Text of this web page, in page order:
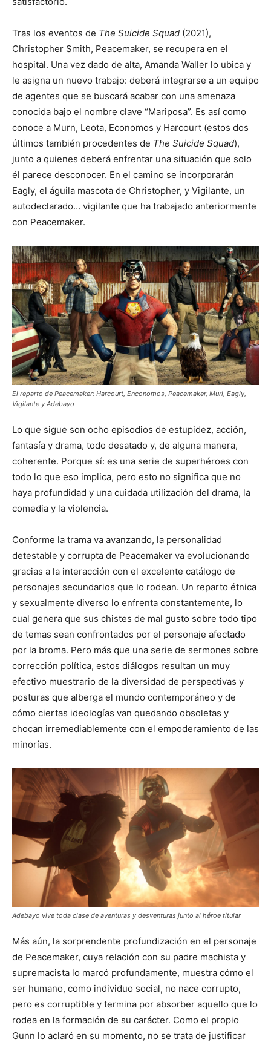
Tras los eventos de The Suicide Squad (2021),
Christopher Smith, Peacemaker, se recupera en el
hospital. Una vez dado de alta, Amanda Waller lo ubica y
le asigna un nuevo trabajo: deberá integrarse a un equipo
de agentes que se buscará acabar con una amenaza
conocida bajo el nombre clave “Mariposa”. Es así como
conoce a Murn, Leota, Economos y Harcourt (estos dos
últimos también procedentes de The Suicide Squad),
junto a quienes deberá enfrentar una situación que solo
él parece desconocer. En el camino se incorporarán
Eagly, el águila mascota de Christopher, y Vigilante, un
autodeclarado… vigilante que ha trabajado anteriormente
con Peacemaker.
El reparto de Peacemaker: Harcourt, Enconomos, Peacemaker, Murl, Eagly,
Vigilante y Adebayo
Lo que sigue son ocho episodios de estupidez, acción,
fantasía y drama, todo desatado y, de alguna manera,
coherente. Porque sí: es una serie de superhéroes con
todo lo que eso implica, pero esto no significa que no
haya profundidad y una cuidada utilización del drama, la
comedia y la violencia.
Conforme la trama va avanzando, la personalidad
detestable y corrupta de Peacemaker va evolucionando
gracias a la interacción con el excelente catálogo de
personajes secundarios que lo rodean. Un reparto étnica
y sexualmente diverso lo enfrenta constantemente, lo
cual genera que sus chistes de mal gusto sobre todo tipo
de temas sean confrontados por el personaje afectado
por la broma. Pero más que una serie de sermones sobre
corrección política, estos diálogos resultan un muy
efectivo muestrario de la diversidad de perspectivas y
posturas que alberga el mundo contemporáneo y de
cómo ciertas ideologías van quedando obsoletas y
chocan irremediablemente con el empoderamiento de las
minorías.
Adebayo vive toda clase de aventuras y desventuras junto al héroe titular
Más aún, la sorprendente profundización en el personaje
de Peacemaker, cuya relación con su padre machista y
supremacista lo marcó profundamente, muestra cómo el
ser humano, como individuo social, no nace corrupto,
pero es corruptible y termina por absorber aquello que lo
rodea en la formación de su carácter. Como el propio
Gunn lo aclaró en su momento, no se trata de justificar